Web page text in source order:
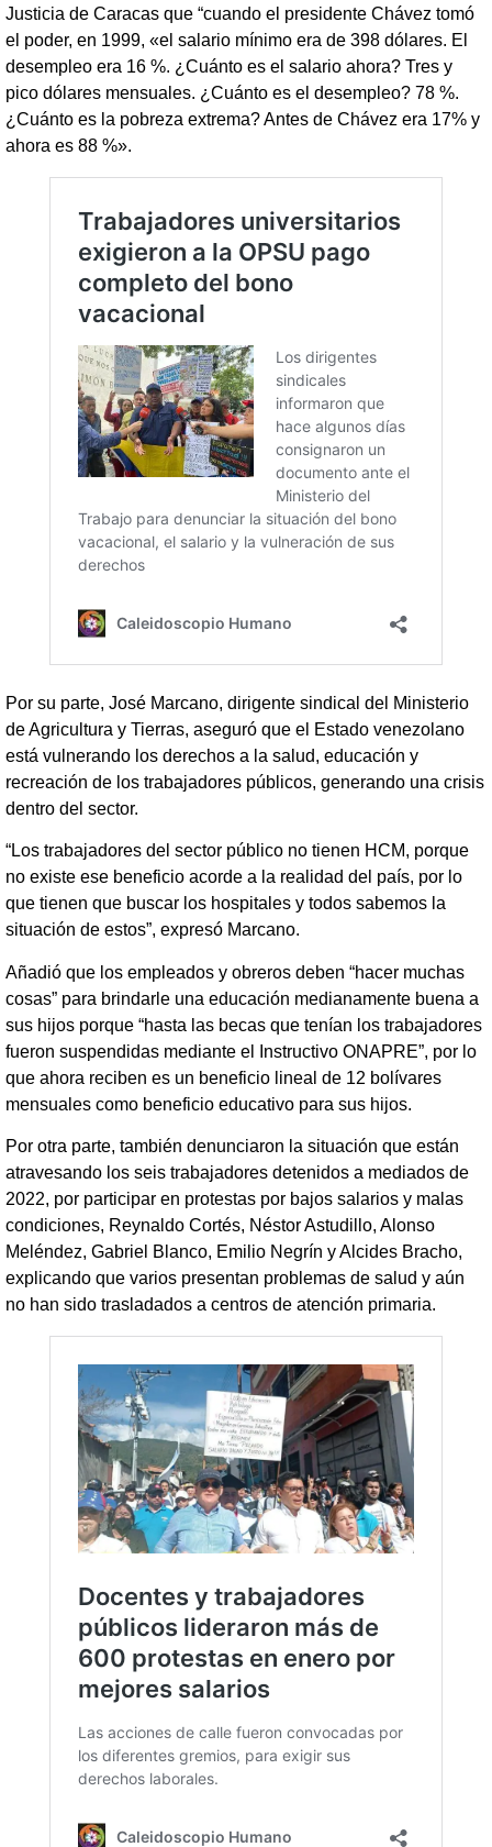
Justicia de Caracas que “cuando el presidente Chávez tomó
el poder, en 1999, «el salario mínimo era de 398 dólares. El
desempleo era 16 %. ¿Cuánto es el salario ahora? Tres y
pico dólares mensuales. ¿Cuánto es el desempleo? 78 %.
¿Cuánto es la pobreza extrema? Antes de Chávez era 17% y
ahora es 88 %».
Por su parte, José Marcano, dirigente sindical del Ministerio
de Agricultura y Tierras, aseguró que el Estado venezolano
está vulnerando los derechos a la salud, educación y
recreación de los trabajadores públicos, generando una crisis
dentro del sector.
“Los trabajadores del sector público no tienen HCM, porque
no existe ese beneficio acorde a la realidad del país, por lo
que tienen que buscar los hospitales y todos sabemos la
situación de estos”, expresó Marcano.
Añadió que los empleados y obreros deben “hacer muchas
cosas” para brindarle una educación medianamente buena a
sus hijos porque “hasta las becas que tenían los trabajadores
fueron suspendidas mediante el Instructivo ONAPRE”, por lo
que ahora reciben es un beneficio lineal de 12 bolívares
mensuales como beneficio educativo para sus hijos.
Por otra parte, también denunciaron la situación que están
atravesando los seis trabajadores detenidos a mediados de
2022, por participar en protestas por bajos salarios y malas
condiciones, Reynaldo Cortés, Néstor Astudillo, Alonso
Meléndez, Gabriel Blanco, Emilio Negrín y Alcides Bracho,
explicando que varios presentan problemas de salud y aún
no han sido trasladados a centros de atención primaria.